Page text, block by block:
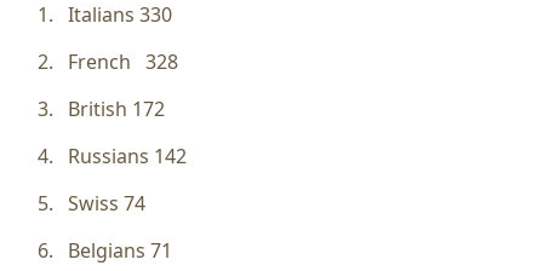
Italians 330
French 328
British 172
Russians 142
Swiss 74
Belgians 71